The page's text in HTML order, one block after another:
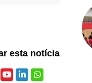
esta notícia